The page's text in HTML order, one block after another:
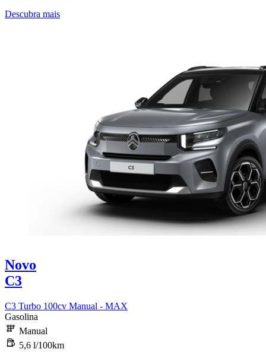
Descubra mais
Novo
C3
C3 Turbo 100cv Manual - MAX
Gasolina
Manual
5,6 l/100km